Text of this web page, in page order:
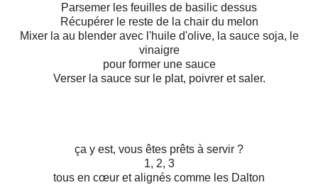
Parsemer les feuilles de basilic dessus
Récupérer le reste de la chair du melon
Mixer la au blender avec l'huile d'olive, la sauce soja, le
vinaigre
pour former une sauce
Verser la sauce sur le plat, poivrer et saler.
ça y est, vous êtes prêts à servir ?
1, 2, 3
tous en cœur et alignés comme les Dalton